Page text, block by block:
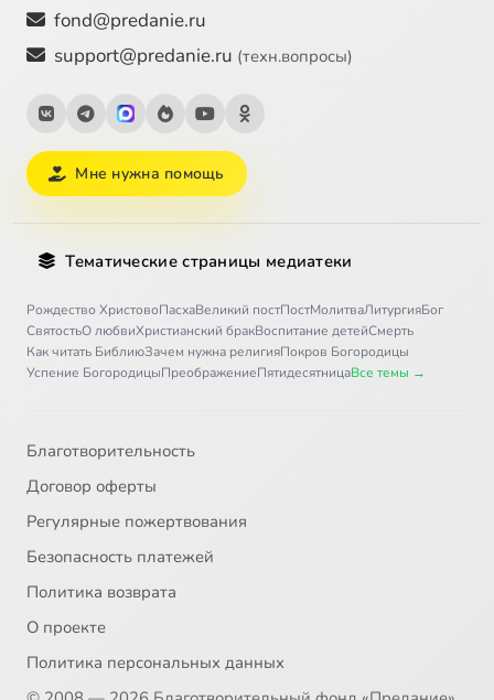
fond@predanie.ru
support@predanie.ru (техн.вопросы)
Мне нужна помощь
Тематические страницы медиатеки
Рождество ХристовоПасхаВеликий постПостМолитваЛитургияБог
СвятостьО любвиХристианский бракВоспитание детейСмерть
Как читать БиблиюЗачем нужна религияПокров Богородицы
Успение БогородицыПреображениеПятидесятницаВсе темы →
Благотворительность
Договор оферты
Регулярные пожертвования
Безопасность платежей
Политика возврата
О проекте
Политика персональных данных